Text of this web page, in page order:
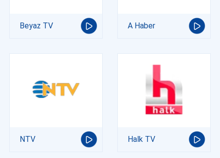
Beyaz TV A Haber
NTV Halk TV